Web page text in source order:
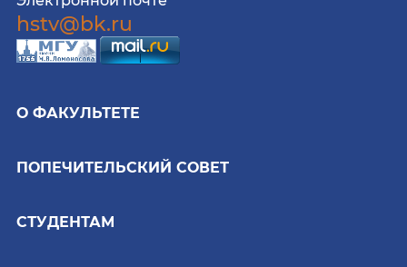
hstv@bk.ru
О ФАКУЛЬТЕТЕ
ПОПЕЧИТЕЛЬСКИЙ СОВЕТ
СТУДЕНТАМ